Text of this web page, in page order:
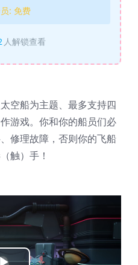
: 免费
人解锁查看
空船为主题、最多支持四
游戏。你和你的船员们必
修理故障，否则你的飞船
触）手！